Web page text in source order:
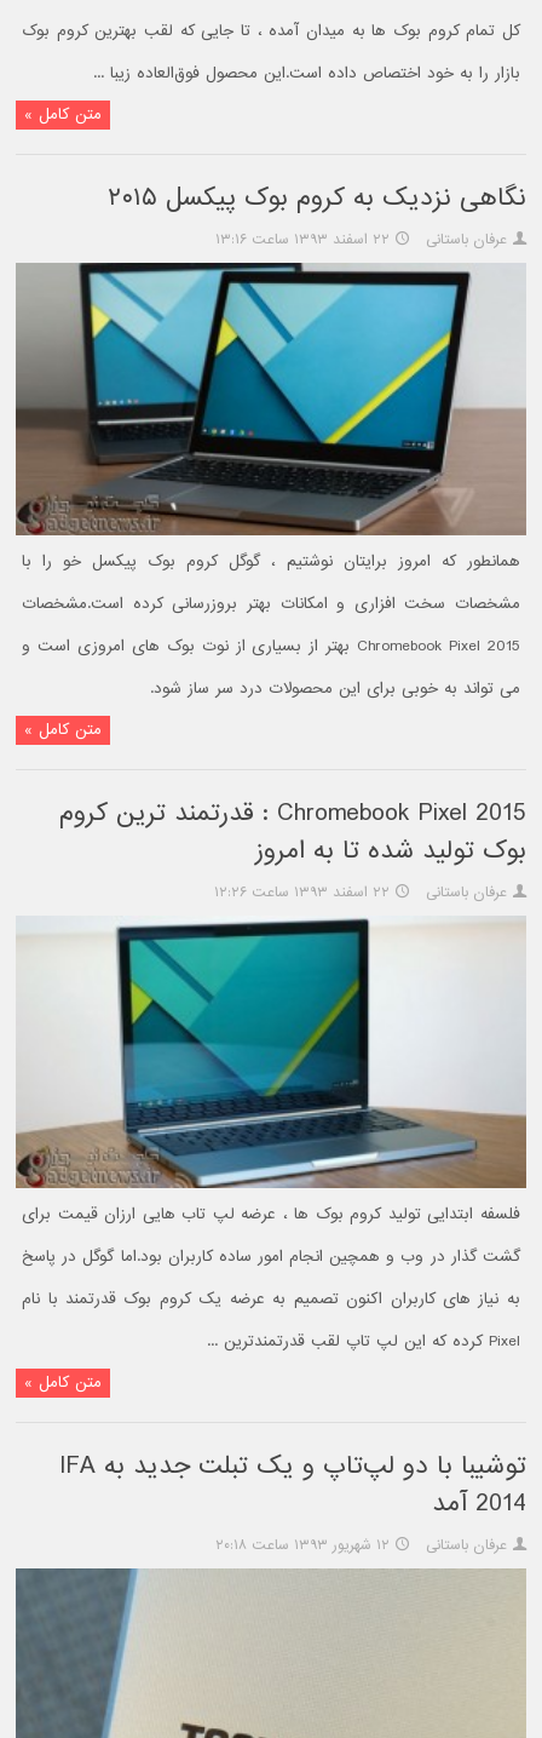
کل تمام کروم بوک ها به میدان آمده ، تا جایی که لقب بهترین کروم بوک
بازار را به خود اختصاص داده است.این محصول فوق‌العاده زیبا ...
متن کامل »
نگاهی نزدیک به کروم بوک پیکسل ۲۰۱۵
عرفان باستانی ۲۲ اسفند ۱۳۹۳ ساعت ۱۳:۱۶
همانطور که امروز برایتان نوشتیم ، گوگل کروم بوک پیکسل خو را با
مشخصات سخت افزاری و امکانات بهتر بروزرسانی کرده است.مشخصات
Chromebook Pixel 2015 بهتر از بسیاری از نوت بوک های امروزی است و
می تواند به خوبی برای این محصولات درد سر ساز شود.
متن کامل »
2015 Chromebook Pixel : قدرتمند ترین کروم
بوک تولید شده تا به امروز
عرفان باستانی ۲۲ اسفند ۱۳۹۳ ساعت ۱۲:۲۶
فلسفه ابتدایی تولید کروم بوک ها ، عرضه لپ تاب هایی ارزان قیمت برای
گشت گذار در وب و همچین انجام امور ساده کاربران بود.اما گوگل در پاسخ
به نیاز های کاربران اکنون تصمیم به عرضه یک کروم بوک قدرتمند با نام
Pixel کرده که این لپ تاپ لقب قدرتمندترین ...
متن کامل »
توشیبا با دو لپ‌تاپ و یک تبلت جدید به IFA
2014 آمد
عرفان باستانی ۱۲ شهریور ۱۳۹۳ ساعت ۲۰:۱۸